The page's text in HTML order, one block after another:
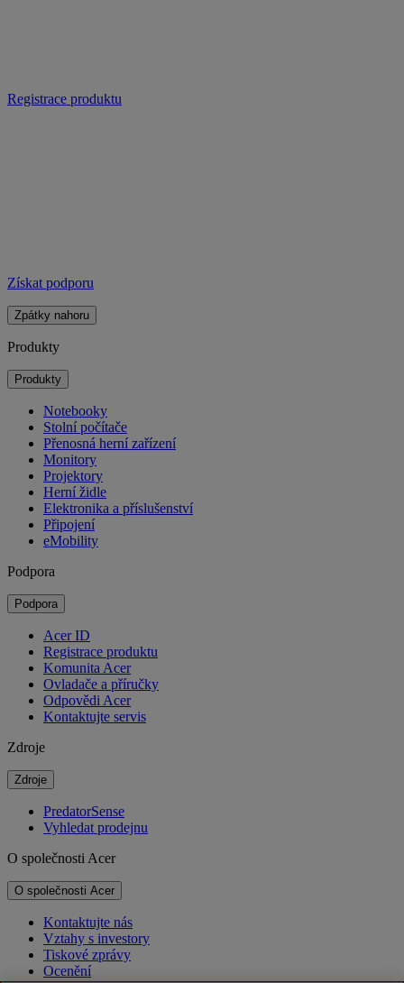
Registrace produktu
Získat podporu
Zpátky nahoru
Produkty
Produkty
Notebooky
Stolní počítače
Přenosná herní zařízení
Monitory
Projektory
Herní židle
Elektronika a příslušenství
Připojení
eMobility
Podpora
Podpora
Acer ID
Registrace produktu
Komunita Acer
Ovladače a příručky
Odpovědi Acer
Kontaktujte servis
Zdroje
Zdroje
PredatorSense
Vyhledat prodejnu
O společnosti Acer
O společnosti Acer
Kontaktujte nás
Vztahy s investory
Tiskové zprávy
Ocenění